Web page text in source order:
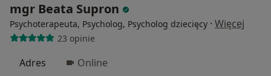
mgr Beata Supron
Psychoterapeuta, Psycholog, Psycholog dziecięcy · Więcej
23 opinie
Adres Online